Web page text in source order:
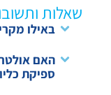
שאלות
באילו
האם
ספיקת